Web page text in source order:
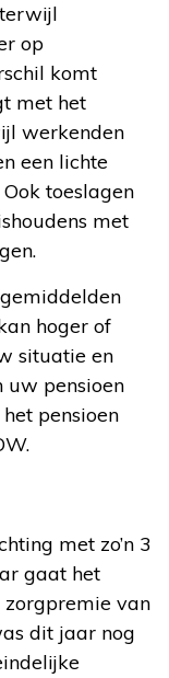
op
komt
met het
werkenden
een lichte
toeslagen
met
hoger of
situatie en
uw pensioen
pensioen
met zo’n 3
gaat het
van
dit jaar nog